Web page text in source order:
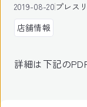
2019-08-20プレス
店舗情報
詳細は下記の